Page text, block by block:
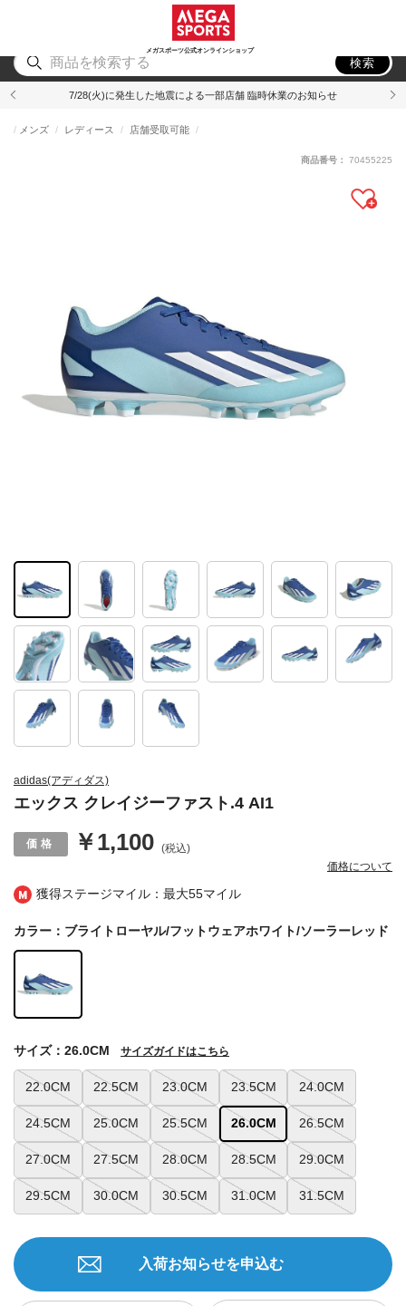
メガスポーツ公式オンラインショップ
アウトドア
検索
7/28(火)に発生した地震による一部店舗 臨時休業のお知らせ
獲得ステージマイル：最大55マイル
adidas(アディダス)
エックス クレイジーファスト.4 AI1
メンズ レディース 店舗受取可能
￥1,100 (税込)
価格について
商品番号： 70455225
カラー：ブライトローヤル/フットウェアホワイト/ソーラーレッド
22.0CM 22.5CM 23.0CM 23.5CM 24.0CM
24.5CM 25.0CM 25.5CM 26.0CM 26.5CM
27.0CM 27.5CM 28.0CM 28.5CM 29.0CM
29.5CM 30.0CM 30.5CM 31.0CM 31.5CM
サイズ：26.0CM サイズガイドはこちら
入荷お知らせを申込む